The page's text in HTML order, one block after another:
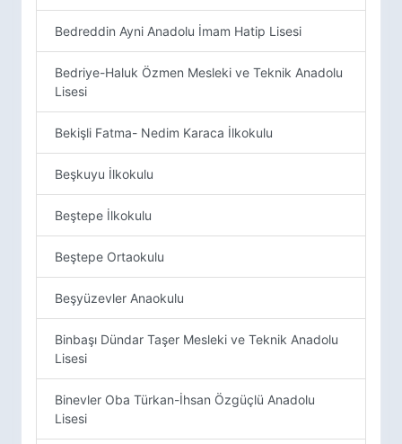
Bedreddin Ayni Anadolu İmam Hatip Lisesi
Bedriye-Haluk Özmen Mesleki ve Teknik Anadolu
Lisesi
Bekişli Fatma- Nedim Karaca İlkokulu
Beşkuyu İlkokulu
Beştepe İlkokulu
Beştepe Ortaokulu
Beşyüzevler Anaokulu
Binbaşı Dündar Taşer Mesleki ve Teknik Anadolu
Lisesi
Binevler Oba Türkan-İhsan Özgüçlü Anadolu
Lisesi